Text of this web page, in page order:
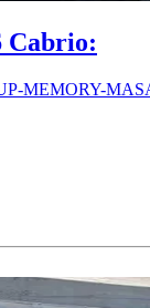
Cabrio:
MEMORY-